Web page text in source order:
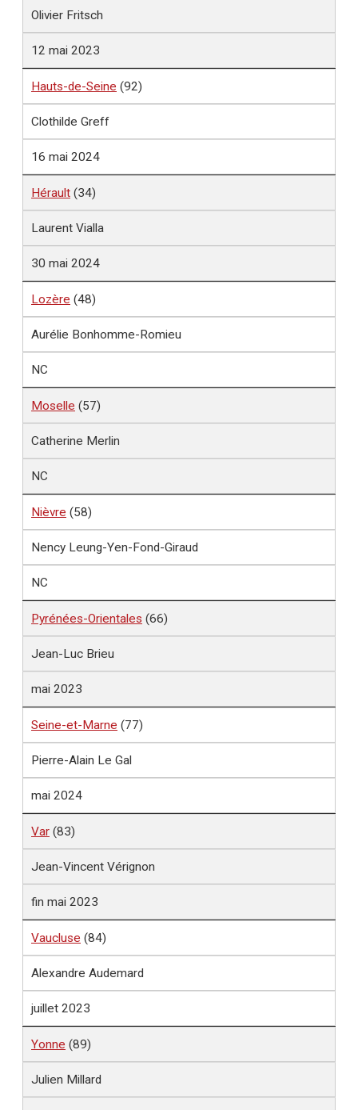
Olivier Fritsch
12 mai 2023
Hauts-de-Seine (92)
Clothilde Greff
16 mai 2024
Hérault (34)
Laurent Vialla
30 mai 2024
Lozère (48)
Aurélie Bonhomme-Romieu
NC
Moselle (57)
Catherine Merlin
NC
Nièvre (58)
Nency Leung-Yen-Fond-Giraud
NC
Pyrénées-Orientales (66)
Jean-Luc Brieu
mai 2023
Seine-et-Marne (77)
Pierre-Alain Le Gal
mai 2024
Var (83)
Jean-Vincent Vérignon
fin mai 2023
Vaucluse (84)
Alexandre Audemard
juillet 2023
Yonne (89)
Julien Millard